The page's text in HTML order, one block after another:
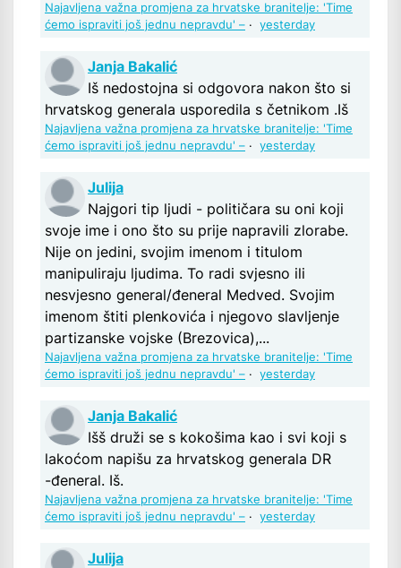
Najavljena važna promjena za hrvatske branitelje: 'Time
ćemo ispraviti još jednu nepravdu' – · yesterday
Janja Bakalić
Iš nedostojna si odgovora nakon što si
hrvatskog generala usporedila s četnikom .Iš
Najavljena važna promjena za hrvatske branitelje: 'Time
ćemo ispraviti još jednu nepravdu' – · yesterday
Julija
Najgori tip ljudi - političara su oni koji
svoje ime i ono što su prije napravili zlorabe.
Nije on jedini, svojim imenom i titulom
manipuliraju ljudima. To radi svjesno ili
nesvjesno general/đeneral Medved. Svojim
imenom štiti plenkovića i njegovo slavljenje
partizanske vojske (Brezovica),...
Najavljena važna promjena za hrvatske branitelje: 'Time
ćemo ispraviti još jednu nepravdu' – · yesterday
Janja Bakalić
Išš druži se s kokošima kao i svi koji s
lakoćom napišu za hrvatskog generala DR
-đeneral. Iš.
Najavljena važna promjena za hrvatske branitelje: 'Time
ćemo ispraviti još jednu nepravdu' – · yesterday
Julija